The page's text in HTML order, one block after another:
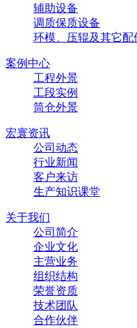
辅助设备
调质保质设备
环模、压辊及其它配
案例中心
工程外景
工段实例
筒仓外景
宏寰资讯
公司动态
行业新闻
客户来访
生产知识课堂
关于我们
公司简介
企业文化
主营业务
组织结构
荣誉资质
技术团队
合作伙伴